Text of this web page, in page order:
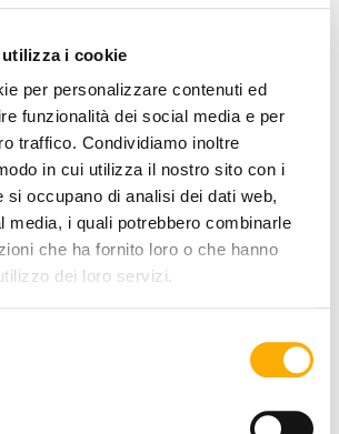
i cookie
per personalizzare contenuti ed
funzionalità dei social media e per
traffico. Condividiamo inoltre
in cui utilizza il nostro sito con i
si occupano di analisi dei dati web,
media, i quali potrebbero combinarle
che ha fornito loro o che hanno
dei loro servizi.